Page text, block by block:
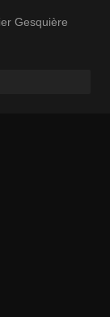
Gesquière